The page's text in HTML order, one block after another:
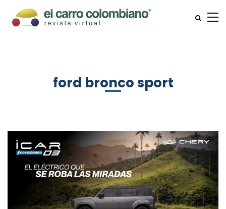
ford bronco sport